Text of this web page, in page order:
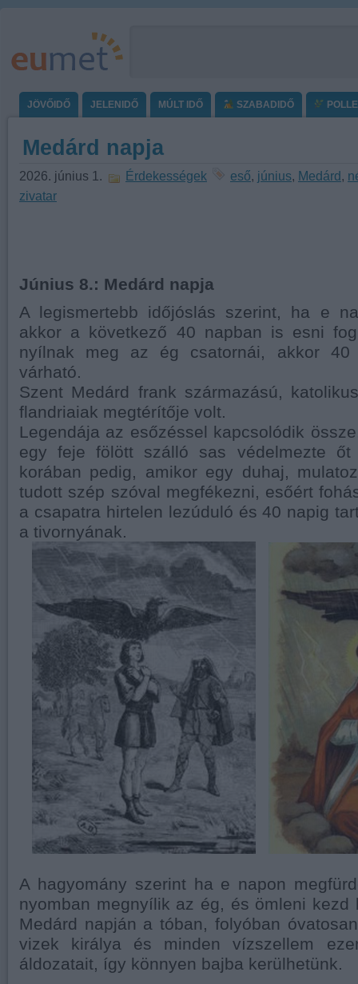
JÖVŐIDŐ JELENIDŐ MÚLT IDŐ SZABADIDŐ
Medárd napja
2026. június 1. Érdekességek eső, június, Medárd,
zivatar
Június 8.: Medárd napja
A legismertebb időjóslás szerint, ha e
akkor a következő 40 napban is esni
nyílnak meg az ég csatornái, akkor 40
várható.
Szent Medárd frank származású,
flandriaiak megtérítője volt.
Legendája az esőzéssel kapcsolódik
egy feje fölött szálló sas védelmezte
korában pedig, amikor egy duhaj,
tudott szép szóval megfékezni, esőért
a csapatra hirtelen lezúduló és 40 napig
a tivornyának.
A hagyomány szerint ha e napon
nyomban megnyílik az ég, és ömleni kezd
Medárd napján a tóban, folyóban
vizek királya és minden vízszellem
áldozatait, így könnyen bajba kerülhetünk.